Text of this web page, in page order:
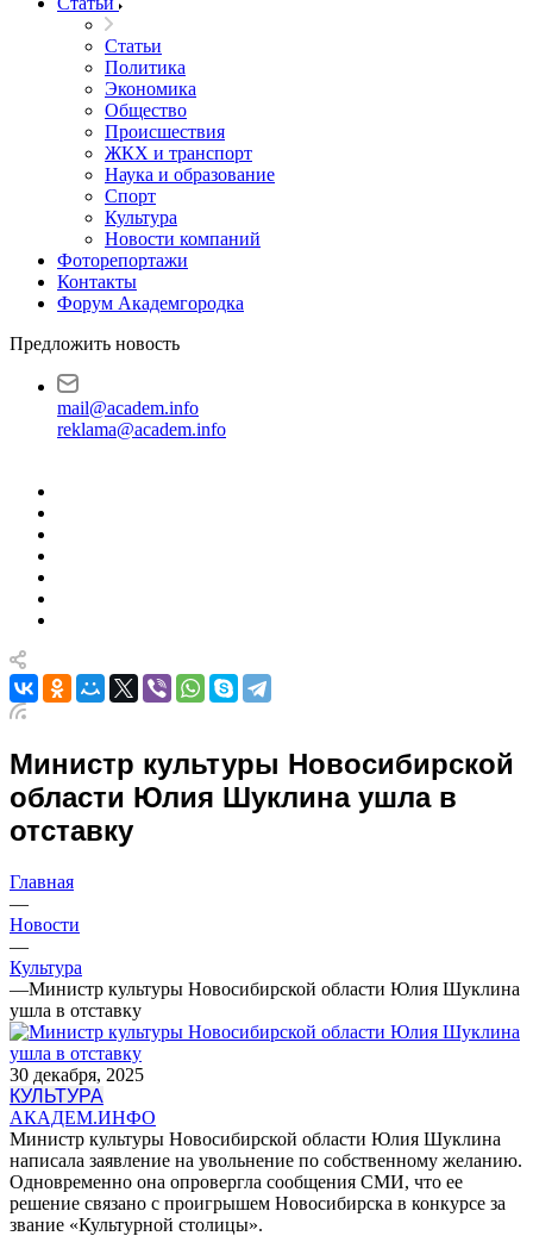
Статьи
Политика
Экономика
Общество
Происшествия
ЖКХ и транспорт
Наука и образование
Спорт
Культура
Новости компаний
Фоторепортажи
Контакты
Форум Академгородка
Предложить новость
mail@academ.info
reklama@academ.info
Министр культуры Новосибирской
области Юлия Шуклина ушла в
отставку
Главная
—
Новости
—
Культура
—Министр культуры Новосибирской области Юлия Шуклина
ушла в отставку
30 декабря, 2025
КУЛЬТУРА
АКАДЕМ.ИНФО
Министр культуры Новосибирской области Юлия Шуклина
написала заявление на увольнение по собственному желанию.
Одновременно она опровергла сообщения СМИ, что ее
решение связано с проигрышем Новосибирска в конкурсе за
звание «Культурной столицы».